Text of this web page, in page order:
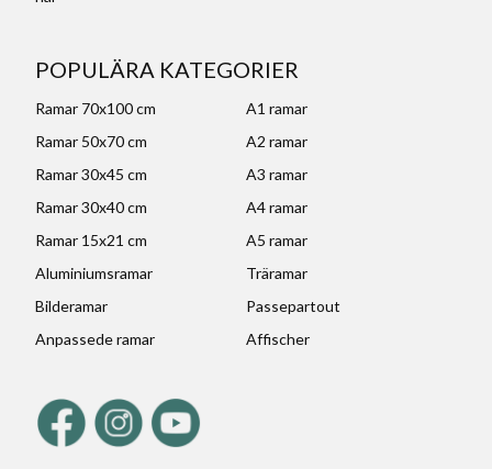
POPULÄRA KATEGORIER
Ramar 70x100 cm
A1 ramar
Ramar 50x70 cm
A2 ramar
Ramar 30x45 cm
A3 ramar
Ramar 30x40 cm
A4 ramar
Ramar 15x21 cm
A5 ramar
Aluminiumsramar
Träramar
Bilderamar
Passepartout
Anpassede ramar
Affischer